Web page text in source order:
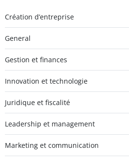
Création d’entreprise
General
Gestion et finances
Innovation et technologie
Juridique et fiscalité
Leadership et management
Marketing et communication